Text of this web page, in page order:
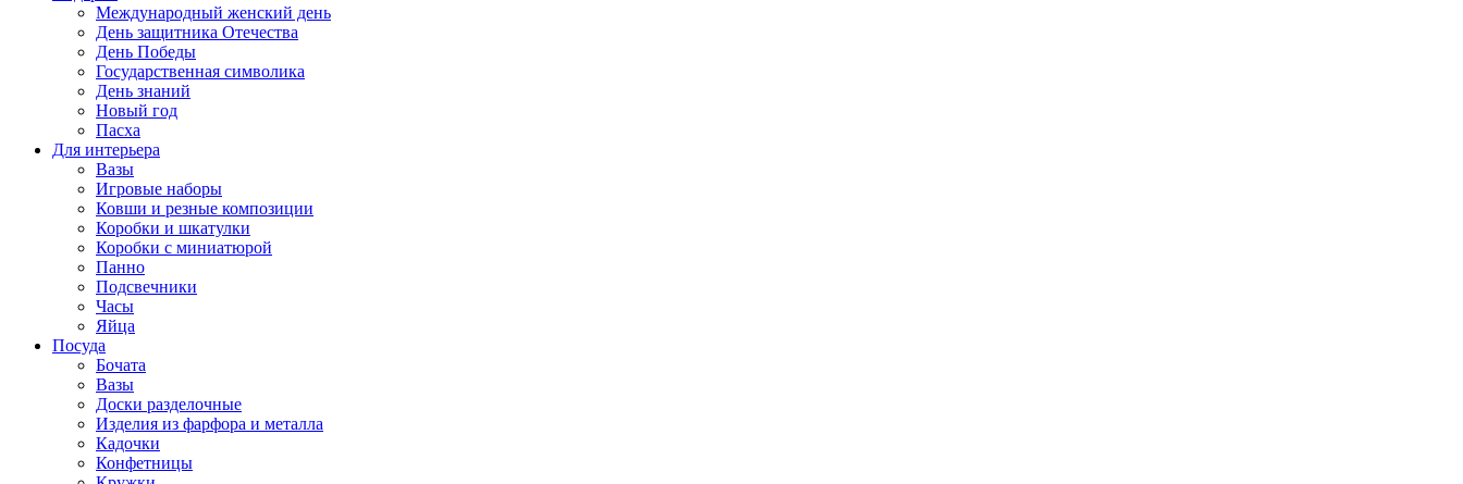
Международный женский день
День защитника Отечества
День Победы
Государственная символика
День знаний
Новый год
Пасха
Для интерьера
Вазы
Игровые наборы
Ковши и резные композиции
Коробки и шкатулки
Коробки с миниатюрой
Панно
Подсвечники
Часы
Яйца
Посуда
Бочата
Вазы
Доски разделочные
Изделия из фарфора и металла
Кадочки
Конфетницы